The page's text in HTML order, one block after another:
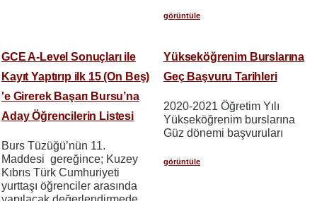
görüntüle
GCE A-Level Sonuçları ile
Kayıt Yaptırıp ilk 15 (On Beş)
'e Girerek Başarı Bursu’na
Aday Öğrencilerin Listesi
Burs Tüzüğü’nün 11.
Maddesi gereğince; Kuzey
Kıbrıs Türk Cumhuriyeti
yurttaşı öğrenciler arasında
Yükseköğrenim Burslarına
Geç Başvuru Tarihleri
2020-2021 Öğretim Yılı
Yükseköğrenim burslarına
Güz dönemi başvuruları
görüntüle